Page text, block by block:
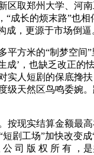
区取郑州大学、河
“成长的烦末路”也
成，更源于市场倒逼
方米的“制梦空间”
成’，也缺乏改正的
实人短剧的保底搀
级天然区鸟鸣委婉
现实结算金额最高
剧工场”加快改变成
司 版 权 所 有 ，